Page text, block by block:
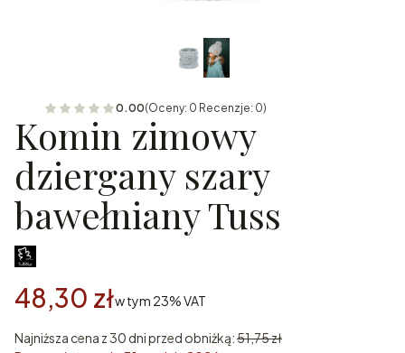
0.00(Oceny: 0 Recenzje: 0)
Komin zimowy
dziergany szary
bawełniany Tuss
48,30 złw tym 23% VAT
w tym 23%VAT
Najniższa cena z 30 dni przed obniżką:51,75 zł